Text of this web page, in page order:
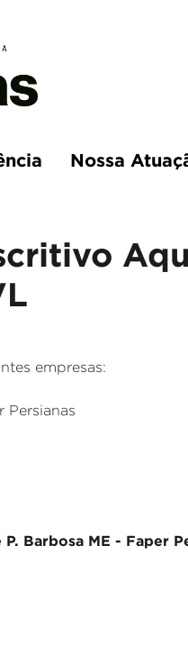
Nossa
empresas:
Persianas
Barbosa ME - Faper